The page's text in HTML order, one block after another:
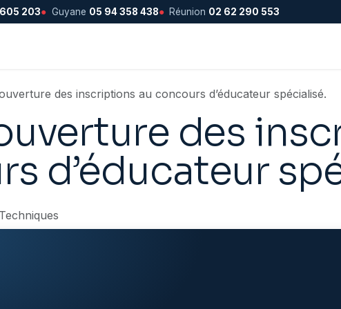
203● Guyane 05 94 358 438● Réunion 02 62 290 553
des inscriptions au concours d’éducateur spécialisé.
des
d’éducateur